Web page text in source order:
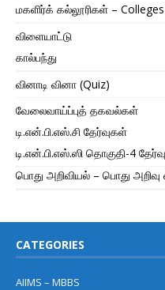
மகளிர்க் கல்லூரிகள் –
விளையாட்டு
கால்பந்து
வினாடி வினா (Quiz)
வேலைவாய்ப்புத் தகவல்கள்
டி.என்.பி.எஸ்.சி தேர்வுகள்
டி.என்.பி.எஸ்.ஸி தொகுதி-4
பொது அறிவியல் – பொது
CATEGORIES
AIIMS – MBBS